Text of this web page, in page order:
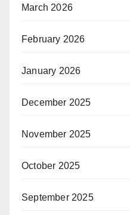
March 2026
February 2026
January 2026
December 2025
November 2025
October 2025
September 2025